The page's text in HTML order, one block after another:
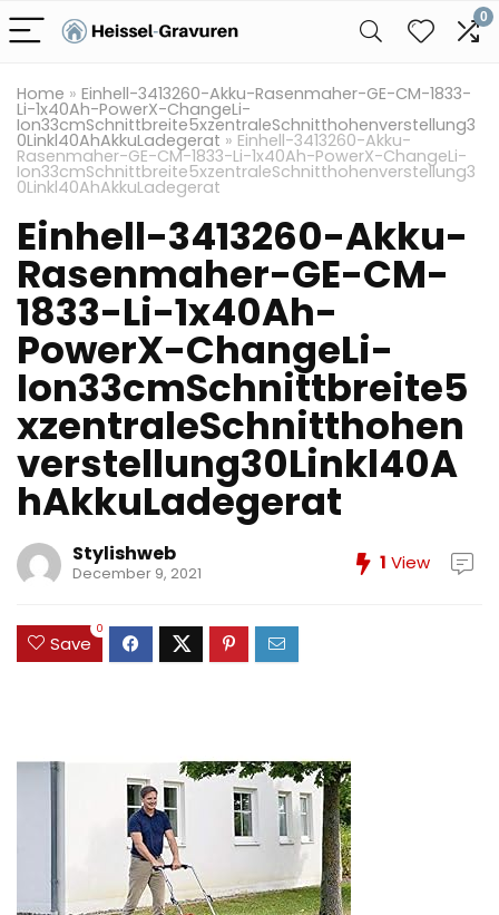
0
Home » Einhell-3413260-Akku-Rasenmaher-GE-CM-1833-
Li-1x40Ah-PowerX-ChangeLi-
Ion33cmSchnittbreite5xzentraleSchnitthohenverstellung3
0Linkl40AhAkkuLadegerat » Einhell-3413260-Akku-
Rasenmaher-GE-CM-1833-Li-1x40Ah-PowerX-ChangeLi-
Ion33cmSchnittbreite5xzentraleSchnitthohenverstellung3
0Linkl40AhAkkuLadegerat
Einhell-3413260-Akku-
Rasenmaher-GE-CM-
1833-Li-1x40Ah-
PowerX-ChangeLi-
Ion33cmSchnittbreite5
xzentraleSchnitthohen
verstellung30Linkl40A
hAkkuLadegerat
Stylishweb
December 9, 2021 1 View
Save
0